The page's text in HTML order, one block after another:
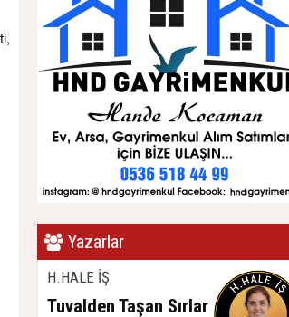
Yazarlar
H.HALE İŞ
Tuvalden Taşan Sırlar